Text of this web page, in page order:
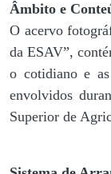
Âmbito e
O acervo
da ESAV”,
o cotidiano e as
envolvidos
Superior de